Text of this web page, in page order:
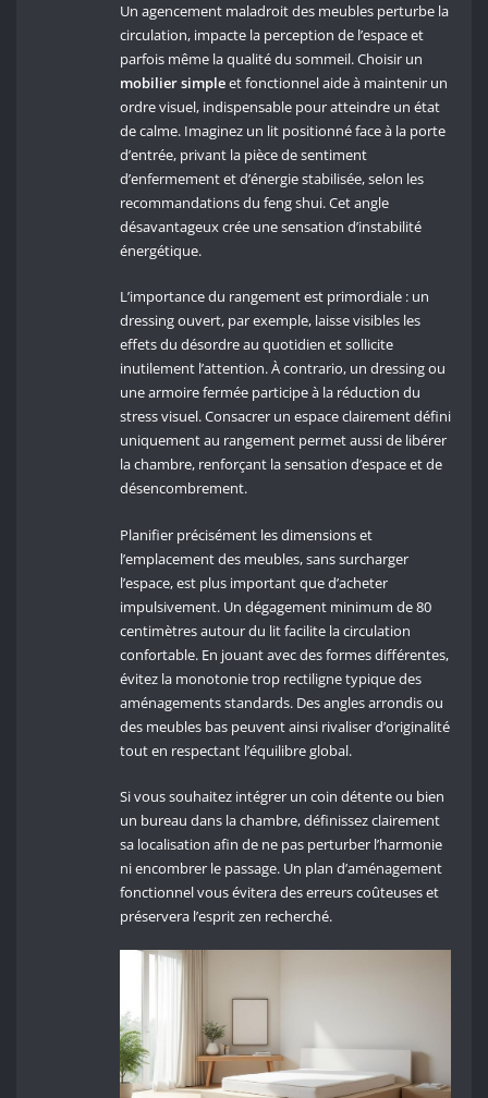
Un agencement maladroit des meubles perturbe la
circulation, impacte la perception de l’espace et
parfois même la qualité du sommeil. Choisir un
mobilier simpleet fonctionnel aide à maintenir un
ordre visuel, indispensable pour atteindre un état
de calme. Imaginez un lit positionné face à la porte
d’entrée, privant la pièce de sentiment
d’enfermement et d’énergie stabilisée, selon les
recommandations du feng shui. Cet angle
désavantageux crée une sensation d’instabilité
énergétique.
L’importance du rangement est primordiale : un
dressing ouvert, par exemple, laisse visibles les
effets du désordre au quotidien et sollicite
inutilement l’attention. À contrario, un dressing ou
une armoire fermée participe à la réduction du
stress visuel. Consacrer un espace clairement défini
uniquement au rangement permet aussi de libérer
la chambre, renforçant la sensation d’espace et de
désencombrement.
Planifier précisément les dimensions et
l’emplacement des meubles, sans surcharger
l’espace, est plus important que d’acheter
impulsivement. Un dégagement minimum de 80
centimètres autour du lit facilite la circulation
confortable. En jouant avec des formes différentes,
évitez la monotonie trop rectiligne typique des
aménagements standards. Des angles arrondis ou
des meubles bas peuvent ainsi rivaliser d’originalité
tout en respectant l’équilibre global.
Si vous souhaitez intégrer un coin détente ou bien
un bureau dans la chambre, définissez clairement
sa localisation afin de ne pas perturber l’harmonie
ni encombrer le passage. Un plan d’aménagement
fonctionnel vous évitera des erreurs coûteuses et
préservera l’esprit zen recherché.